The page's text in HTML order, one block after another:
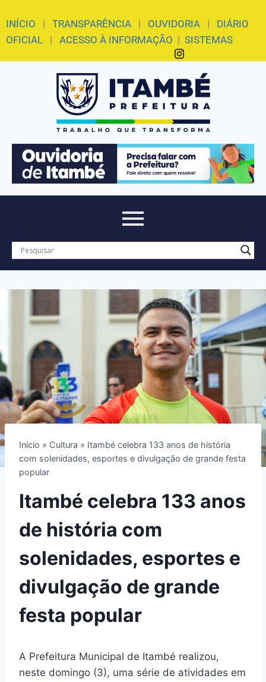
INÍCIO | TRANSPARÊNCIA | OUVIDORIA | DIÁRIO
OFICIAL | ACESSO À INFORMAÇÃO | SISTEMAS
Início » Cultura » Itambé celebra 133 anos de história
com solenidades, esportes e divulgação de grande festa
popular
Itambé celebra 133 anos
de história com
solenidades, esportes e
divulgação de grande
festa popular
A Prefeitura Municipal de Itambé realizou,
neste domingo (3), uma série de atividades em